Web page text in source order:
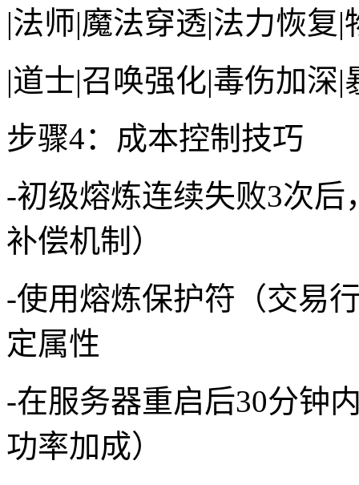
|法师|魔法穿透|法力恢复|
|道士|召唤强化|毒伤加深|
步骤4：成本控制技巧
-初级熔炼连续失败3次
补偿机制）
-使用熔炼保护符（交易
定属性
-在服务器重启后30分钟
功率加成）